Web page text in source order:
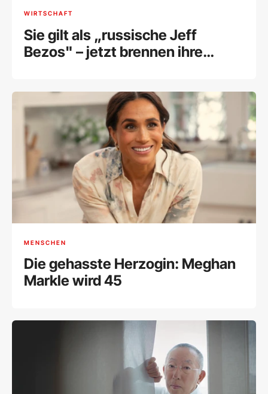
WIRTSCHAFT
Sie gilt als „russische Jeff
Bezos" – jetzt brennen ihre
MENSCHEN
Die gehasste Herzogin: Meghan
Markle wird 45